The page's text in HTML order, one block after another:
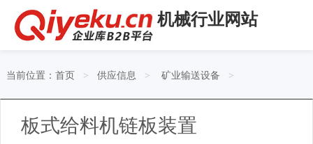
机械行业网站
当前位置： 首页 > 供应信息 > 矿业输送设备 >
板式给料机链板装置